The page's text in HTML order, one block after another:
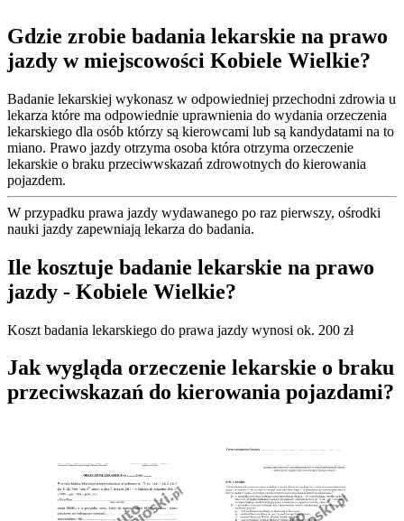
Gdzie zrobie badania lekarskie na prawo
jazdy w miejscowości Kobiele Wielkie?
Badanie lekarskiej wykonasz w odpowiedniej przechodni zdrowia u
lekarza które ma odpowiednie uprawnienia do wydania orzeczenia
lekarskiego dla osób którzy są kierowcami lub są kandydatami na to
miano. Prawo jazdy otrzyma osoba która otrzyma orzeczenie
lekarskie o braku przeciwwskazań zdrowotnych do kierowania
pojazdem.
W przypadku prawa jazdy wydawanego po raz pierwszy, ośrodki
nauki jazdy zapewniają lekarza do badania.
Ile kosztuje badanie lekarskie na prawo
jazdy - Kobiele Wielkie?
Koszt badania lekarskiego do prawa jazdy wynosi ok. 200 zł
Jak wygląda orzeczenie lekarskie o braku
przeciwskazań do kierowania pojazdami?